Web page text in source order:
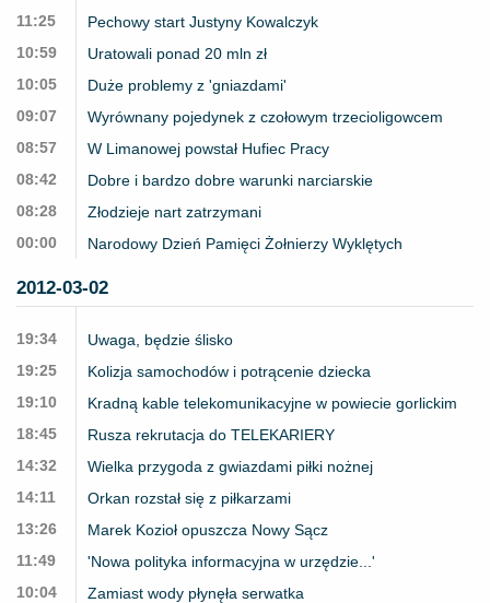
11:25
Pechowy start Justyny Kowalczyk
10:59
Uratowali ponad 20 mln zł
10:05
Duże problemy z 'gniazdami'
09:07
Wyrównany pojedynek z czołowym trzecioligowcem
08:57
W Limanowej powstał Hufiec Pracy
08:42
Dobre i bardzo dobre warunki narciarskie
08:28
Złodzieje nart zatrzymani
00:00
Narodowy Dzień Pamięci Żołnierzy Wyklętych
2012-03-02
19:34
Uwaga, będzie ślisko
19:25
Kolizja samochodów i potrącenie dziecka
19:10
Kradną kable telekomunikacyjne w powiecie gorlickim
18:45
Rusza rekrutacja do TELEKARIERY
14:32
Wielka przygoda z gwiazdami piłki nożnej
14:11
Orkan rozstał się z piłkarzami
13:26
Marek Kozioł opuszcza Nowy Sącz
11:49
'Nowa polityka informacyjna w urzędzie...'
10:04
Zamiast wody płynęła serwatka